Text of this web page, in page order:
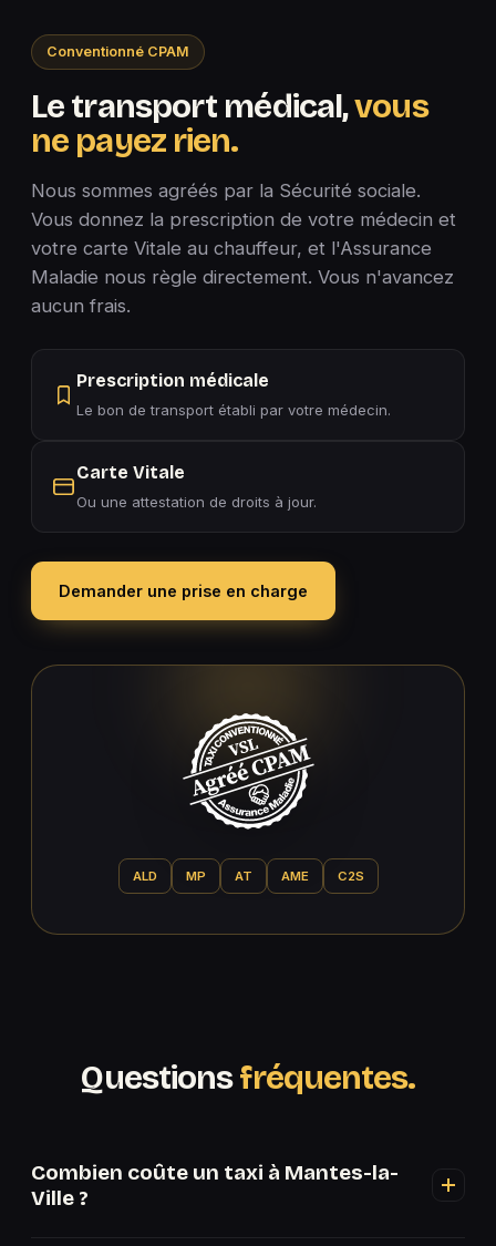
Conventionné CPAM
Le transport médical,vous
ne payez rien.
Nous sommes agréés par la Sécurité sociale.
Vous donnez la prescription de votre médecin et
votre carte Vitale au chauffeur, et l'Assurance
Maladie nous règle directement. Vous n'avancez
aucun frais.
Prescription médicale
Le bon de transport établi par votre médecin.
Carte Vitale
Ou une attestation de droits à jour.
Demander une prise en charge
ALD MP AT AME C2S
Questionsfréquentes.
Combien coûte un taxi à Mantes-la-
Ville ?